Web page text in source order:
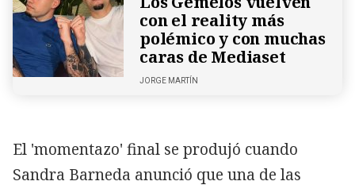
con el reality más
polémico y con muchas
caras de Mediaset
JORGE MARTÍN
El 'momentazo' final se produjó cuando
Sandra Barneda anunció que una de las